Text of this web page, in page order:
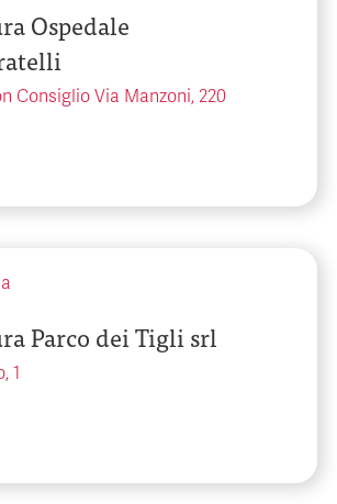
Ospedale
Consiglio Via Manzoni, 220
Parco dei Tigli srl
1